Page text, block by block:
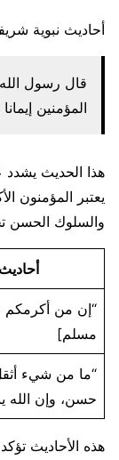
أحاديث نبوية
قال رسول
المؤمنين
هذا الحديث
يعتبر المؤمنون
والسلوك الحسن
“إن من أكرمكم
مسلم]
“ما من شيء
حسن، وإن الله
هذه الأحاديث